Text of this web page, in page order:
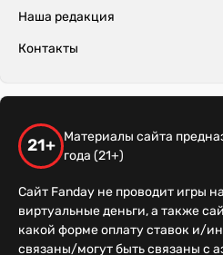
Наша редакция
Контакты
21+
Материалы сайта
года (21+)
Сайт Fanday не проводит игры
виртуальные деньги, а также
какой форме оплату ставок и/
связаны/могут быть связаны с